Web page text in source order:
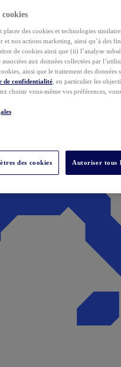
placer des cookies et technologies
et nos actions marketing, ainsi qu’à des
de cookies ainsi que (ii) l’analyse
aux données collectées par
ainsi que le traitement des données
de confidentialité , en particulier les
choisir vous-même vos préférences,
des cookies Autoriser tous